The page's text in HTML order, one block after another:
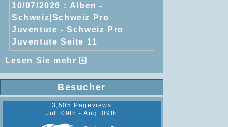
10/07/2026 : Alben -
Schweiz|Schweiz Pro
Juventute - Schweiz Pro
Juventute Seite 11
Lesen Sie mehr
Besucher
3,505 Pageviews
Jul. 09th - Aug. 09th